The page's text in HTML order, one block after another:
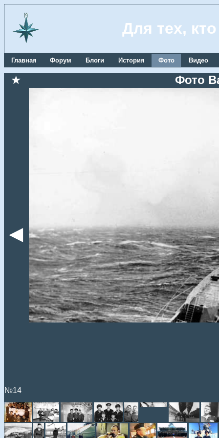
Для тех,
Главная Форум Блоги История Фото Видео
★ Фото
◄
№14